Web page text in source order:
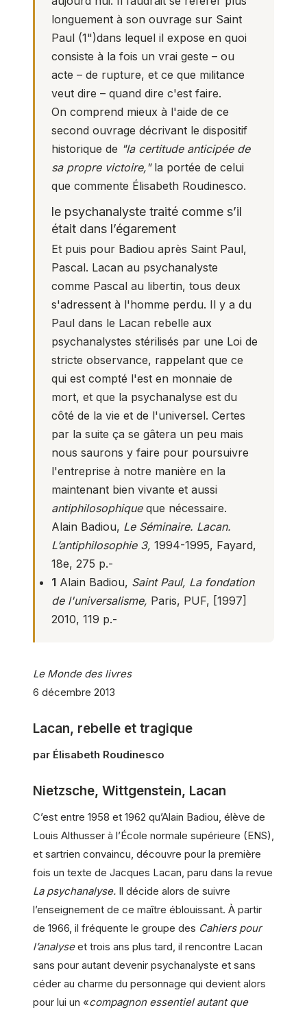
longuement à son ouvrage sur Saint
Paul (1")dans lequel il expose en quoi
consiste à la fois un vrai geste – ou
acte – de rupture, et ce que militance
veut dire – quand dire c'est faire.
On comprend mieux à l'aide de ce
second ouvrage décrivant le dispositif
historique de "la certitude anticipée de
sa propre victoire,"la portée de celui
que commente Élisabeth Roudinesco.
le psychanalyste traité comme s’il
était dans l’égarement
Et puis pour Badiou après Saint Paul,
Pascal. Lacan au psychanalyste
comme Pascal au libertin, tous deux
s'adressent à l'homme perdu. Il y a du
Paul dans le Lacan rebelle aux
psychanalystes stérilisés par une Loi de
stricte observance, rappelant que ce
qui est compté l'est en monnaie de
mort, et que la psychanalyse est du
côté de la vie et de l'universel. Certes
par la suite ça se gâtera un peu mais
nous saurons y faire pour poursuivre
l'entreprise à notre manière en la
maintenant bien vivante et aussi
antiphilosophiqueque nécessaire.
Alain Badiou, Le Séminaire. Lacan.
L’antiphilosophie 3, 1994-1995, Fayard,
18e, 275 p.-
1 Alain Badiou, Saint Paul, La fondation
de l'universalisme, Paris, PUF, [1997]
2010, 119 p.-
Le Monde des livres
6 décembre 2013
Lacan, rebelle et tragique
par Élisabeth Roudinesco
Nietzsche, Wittgenstein, Lacan
C’est entre 1958 et 1962 qu’Alain Badiou, élève de
Louis Althusser à l’École normale supérieure (ENS),
et sartrien convaincu, découvre pour la première
fois un texte de Jacques Lacan, paru dans la revue
La psychanalyse. Il décide alors de suivre
l’enseignement de ce maître éblouissant. À partir
de 1966, il fréquente le groupe des Cahiers pour
l’analyseet trois ans plus tard, il rencontre Lacan
sans pour autant devenir psychanalyste et sans
céder au charme du personnage qui devient alors
pour lui un «compagnon essentiel autant que